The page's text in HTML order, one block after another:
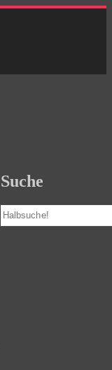
Suche
Suchen